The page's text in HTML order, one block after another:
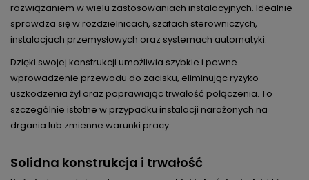
rozwiązaniem w wielu zastosowaniach instalacyjnych. Idealnie
sprawdza się w rozdzielnicach, szafach sterowniczych,
instalacjach przemysłowych oraz systemach automatyki.
Dzięki swojej konstrukcji umożliwia szybkie i pewne
wprowadzenie przewodu do zacisku, eliminując ryzyko
uszkodzenia żył oraz poprawiając trwałość połączenia. To
szczególnie istotne w przypadku instalacji narażonych na
drgania lub zmienne warunki pracy.
Solidna konstrukcja i trwałość